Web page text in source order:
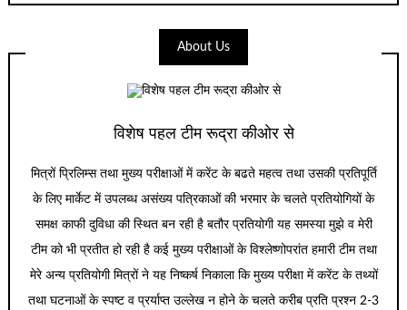
About Us
विशेष पहल टीम रूद्रा कीओर से
मित्रों प्रिलिम्स तथा मुख्य परीक्षाओं में करेंट के बढते महत्व तथा उसकी प्रतिपूर्ति
के लिए मार्केट में उपलब्ध असंख्य पत्रिकाओं की भरमार के चलते प्रतियोगियों के
समक्ष काफी दुविधा की स्थित बन रही है बतौर प्रतियोगी यह समस्या मुझे व मेरी
टीम को भी प्रतीत हो रही है कई मुख्य परीक्षाओं के विश्लेष्णोपरांत हमारी टीम तथा
मेरे अन्य प्रतियोगी मित्रों ने यह निष्कर्ष निकाला कि मुख्य परीक्षा में करेंट के तथ्यों
तथा घटनाओं के स्पष्ट व प्रर्याप्त उल्लेख न होने के चलते करीब प्रति प्रश्न 2-3